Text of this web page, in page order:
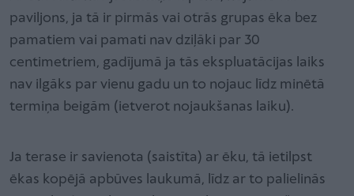
paviljons, ja tā ir pirmās vai otrās grupas ēka bez
pamatiem vai pamati nav dziļāki par 30
centimetriem, gadījumā ja tās ekspluatācijas laiks
nav ilgāks par vienu gadu un to nojauc līdz minētā
termiņa beigām (ietverot nojaukšanas laiku).
Ja terase ir savienota (saistīta) ar ēku, tā ietilpst
ēkas kopējā apbūves laukumā, līdz ar to palielinās